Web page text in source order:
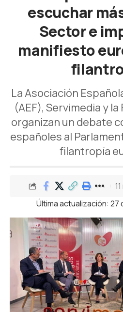
escuchar
Sector e
manifiesto
La Asociación
(AEF), Servimedia y
organizan un debate
españoles al
filantropía
Última actualización: 27